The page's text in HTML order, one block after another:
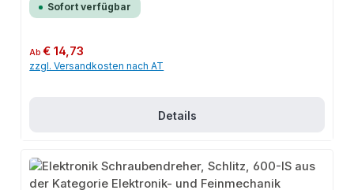
Sofort verfügbar
Regulärer Preis:
Ab€ 14,73
zzgl. Versandkosten nach AT
Details